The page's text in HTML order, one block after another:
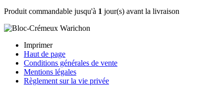
Produit commandable jusqu'à 1 jour(s) avant la livraison
Imprimer
Haut de page
Conditions générales de vente
Mentions légales
Règlement sur la vie privée